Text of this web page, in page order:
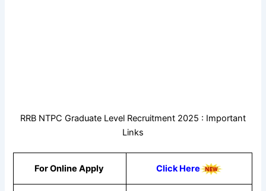
RRB NTPC Graduate Level Recruitment 2025 : Important
Links
For Online Apply Click Here